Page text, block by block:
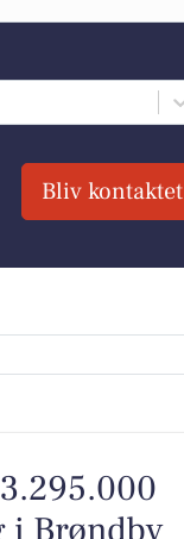
Bliv kontaktet